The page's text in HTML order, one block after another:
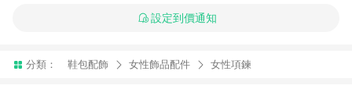
設定到價通知
分類： 鞋包配飾 女性飾品配件 女性項鍊